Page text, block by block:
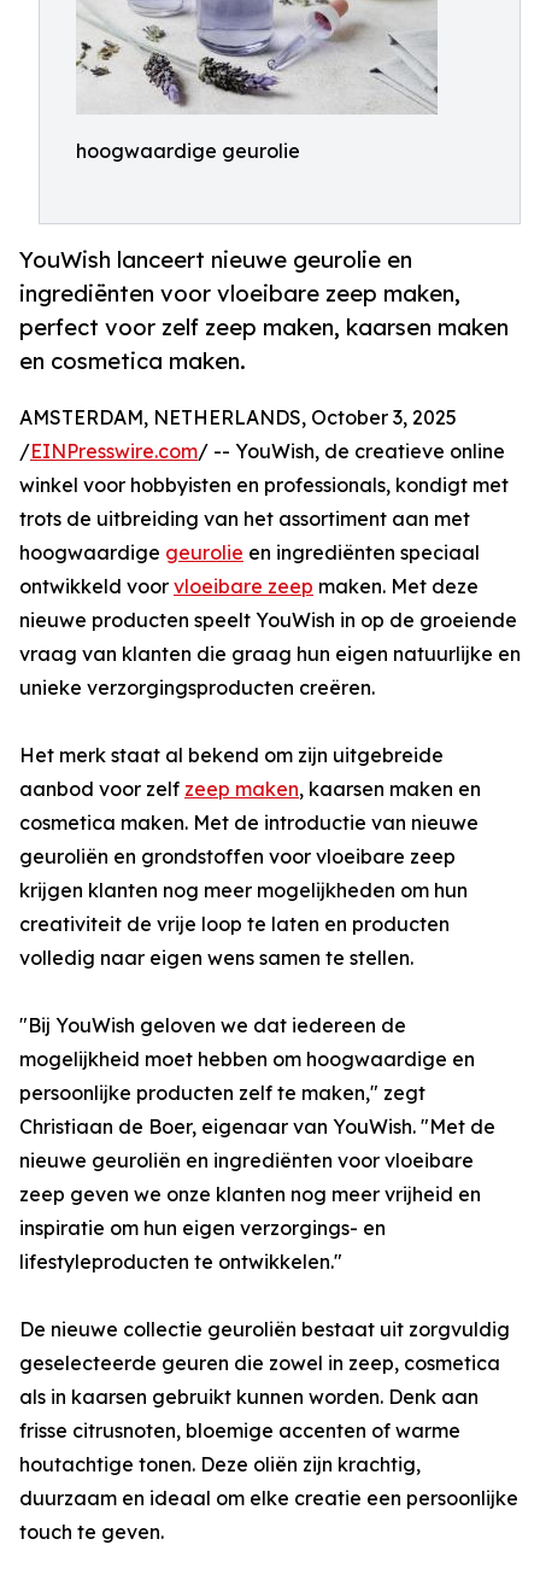
hoogwaardige geurolie
YouWish lanceert nieuwe geurolie en
ingrediënten voor vloeibare zeep maken,
perfect voor zelf zeep maken, kaarsen maken
en cosmetica maken.
AMSTERDAM, NETHERLANDS, October 3, 2025
/EINPresswire.com/ -- YouWish, de creatieve online
winkel voor hobbyisten en professionals, kondigt met
trots de uitbreiding van het assortiment aan met
hoogwaardige geurolie en ingrediënten speciaal
ontwikkeld voor vloeibare zeep maken. Met deze
nieuwe producten speelt YouWish in op de groeiende
vraag van klanten die graag hun eigen natuurlijke en
unieke verzorgingsproducten creëren.
Het merk staat al bekend om zijn uitgebreide
aanbod voor zelf zeep maken, kaarsen maken en
cosmetica maken. Met de introductie van nieuwe
geuroliën en grondstoffen voor vloeibare zeep
krijgen klanten nog meer mogelijkheden om hun
creativiteit de vrije loop te laten en producten
volledig naar eigen wens samen te stellen.
"Bij YouWish geloven we dat iedereen de
mogelijkheid moet hebben om hoogwaardige en
persoonlijke producten zelf te maken," zegt
Christiaan de Boer, eigenaar van YouWish. "Met de
nieuwe geuroliën en ingrediënten voor vloeibare
zeep geven we onze klanten nog meer vrijheid en
inspiratie om hun eigen verzorgings- en
lifestyleproducten te ontwikkelen."
De nieuwe collectie geuroliën bestaat uit zorgvuldig
geselecteerde geuren die zowel in zeep, cosmetica
als in kaarsen gebruikt kunnen worden. Denk aan
frisse citrusnoten, bloemige accenten of warme
houtachtige tonen. Deze oliën zijn krachtig,
duurzaam en ideaal om elke creatie een persoonlijke
touch te geven.